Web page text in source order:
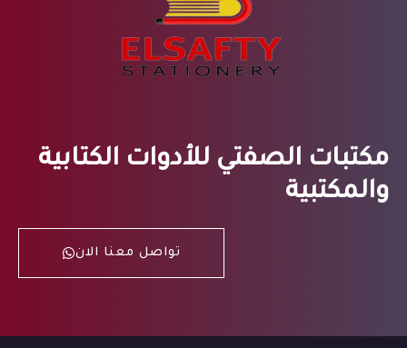
مكتبات الصفتي للأدوات الكتابية
والمكتبية
تواصل معنا الان